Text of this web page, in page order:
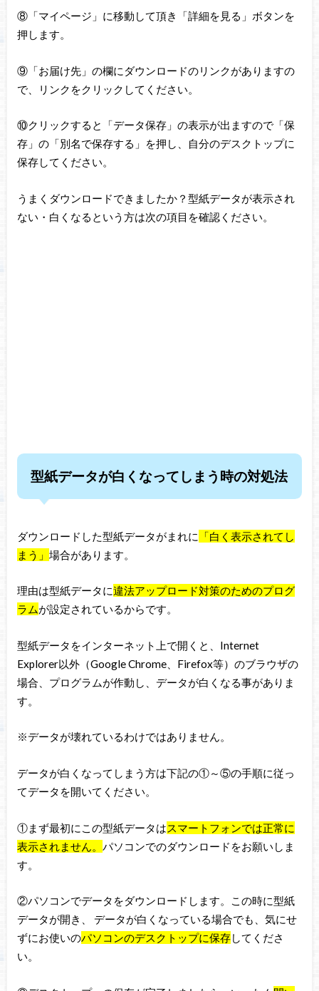
⑧「マイページ」に移動して頂き「詳細を見る」ボタンを
押します。
⑨「お届け先」の欄にダウンロードのリンクがありますの
で、リンクをクリックしてください。
⑩クリックすると「データ保存」の表示が出ますので「保
存」の「別名で保存する」を押し、自分のデスクトップに
保存してください。
うまくダウンロードできましたか？型紙データが表示され
ない・白くなるという方は次の項目を確認ください。
型紙データが白くなってしまう時の対処法
ダウンロードした型紙データがまれに 「白く表示されてし
まう」 場合があります。
理由は型紙データに違法アップロード対策のためのプログ
ラムが設定されているからです。
型紙データをインターネット上で開くと、Internet
Explorer以外（Google Chrome、Firefox等）のブラウザの
場合、プログラムが作動し、データが白くなる事がありま
す。
※データが壊れているわけではありません。
データが白くなってしまう方は下記の①～⑤の手順に従っ
てデータを開いてください。
①まず最初にこの型紙データはスマートフォンでは正常に
表示されません。 パソコンでのダウンロードをお願いしま
す。
②パソコンでデータをダウンロードします。この時に型紙
データが開き、 データが白くなっている場合でも、気にせ
ずにお使いのパソコンのデスクトップに保存してくださ
い。